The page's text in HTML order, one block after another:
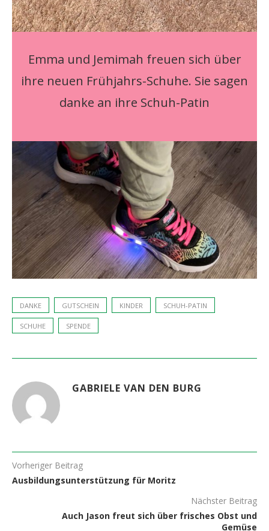
Emma und Jemimah freuen sich über
ihre neuen Frühjahrs-Schuhe. Sie sagen
danke an ihre Schuh-Patin
DANKE GUTSCHEIN KINDER SCHUH-PATIN
SCHUHE SPENDE
GABRIELE VAN DEN BURG
Vorheriger Beitrag
Ausbildungsunterstützung für Moritz
Nächster Beitrag
Auch Jason freut sich über frisches Obst und
Gemüse